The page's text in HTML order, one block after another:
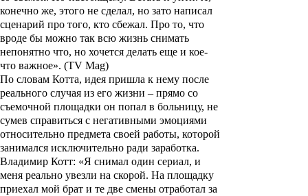
конечно же, этого не сделал, но зато написал
сценарий про того, кто сбежал. Про то, что
вроде бы можно так всю жизнь снимать
непонятно что, но хочется делать еще и кое-
что важное». (TV Mag)
По словам Котта, идея пришла к нему после
реального случая из его жизни – прямо со
съемочной площадки он попал в больницу, не
сумев справиться с негативными эмоциями
относительно предмета своей работы, которой
занимался исключительно ради заработка.
Владимир Котт: «Я снимал один сериал, и
меня реально увезли на скорой. На площадку
приехал мой брат и те две смены отработал за